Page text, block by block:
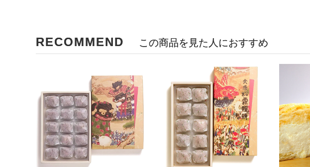
RECOMMEND この商品を見た人におすすめ